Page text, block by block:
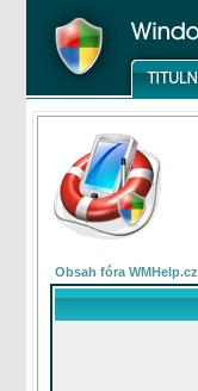
Obsah fóra WMHelp.cz